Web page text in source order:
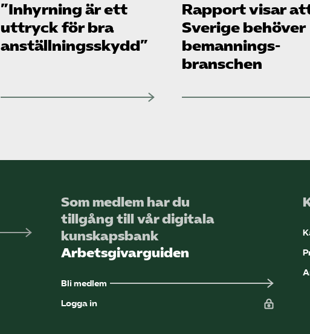
”Inhyrning är ett
uttryck för bra
anställnings­skydd”
Rapport visar
Sverige behöver
bemannings­
branschen
Som medlem har du
tillgång till vår digitala
kunskapsbank
Arbetsgivarguiden
Bli medlem
Logga in